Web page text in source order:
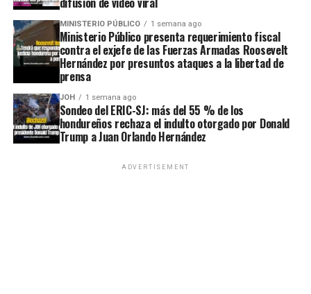
MINISTERIO PÚBLICO 1 semana ago
Ministerio Público presenta requerimiento fiscal
contra el exjefe de las Fuerzas Armadas Roosevelt
Hernández por presuntos ataques a la libertad de
prensa
JOH 1 semana ago
Sondeo del ERIC-SJ: más del 55 % de los
hondureños rechaza el indulto otorgado por Donald
Trump a Juan Orlando Hernández
ADVERTISEMENT